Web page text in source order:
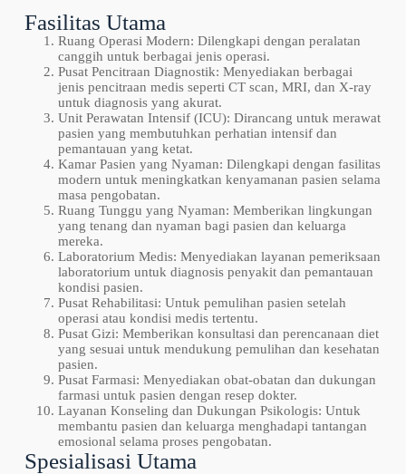
Fasilitas Utama
Ruang Operasi Modern: Dilengkapi dengan peralatan
canggih untuk berbagai jenis operasi.
Pusat Pencitraan Diagnostik: Menyediakan berbagai
jenis pencitraan medis seperti CT scan, MRI, dan X-ray
untuk diagnosis yang akurat.
Unit Perawatan Intensif (ICU): Dirancang untuk merawat
pasien yang membutuhkan perhatian intensif dan
pemantauan yang ketat.
Kamar Pasien yang Nyaman: Dilengkapi dengan fasilitas
modern untuk meningkatkan kenyamanan pasien selama
masa pengobatan.
Ruang Tunggu yang Nyaman: Memberikan lingkungan
yang tenang dan nyaman bagi pasien dan keluarga
mereka.
Laboratorium Medis: Menyediakan layanan pemeriksaan
laboratorium untuk diagnosis penyakit dan pemantauan
kondisi pasien.
Pusat Rehabilitasi: Untuk pemulihan pasien setelah
operasi atau kondisi medis tertentu.
Pusat Gizi: Memberikan konsultasi dan perencanaan diet
yang sesuai untuk mendukung pemulihan dan kesehatan
pasien.
Pusat Farmasi: Menyediakan obat-obatan dan dukungan
farmasi untuk pasien dengan resep dokter.
Layanan Konseling dan Dukungan Psikologis: Untuk
membantu pasien dan keluarga menghadapi tantangan
emosional selama proses pengobatan.
Spesialisasi Utama